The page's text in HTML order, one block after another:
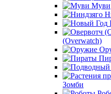
Муви
(Overwatch)
Зомби